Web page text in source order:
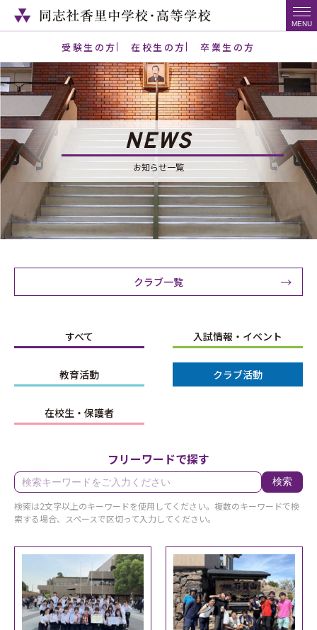
受験生の方 在校生の方 卒業生の方
NEWS
お知らせ一覧
クラブ一覧
すべて 入試情報・イベント
教育活動 クラブ活動
在校生・保護者
フリーワードで探す
検索
検索は2文字以上のキーワードを使用してください。複数のキーワードで検
索する場合、スペースで区切って入力してください。